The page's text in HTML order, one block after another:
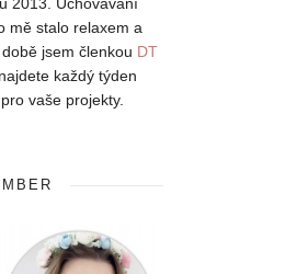
mě stalo relaxem a
jsem členkou DT
najdete každý týden
vaše projekty.